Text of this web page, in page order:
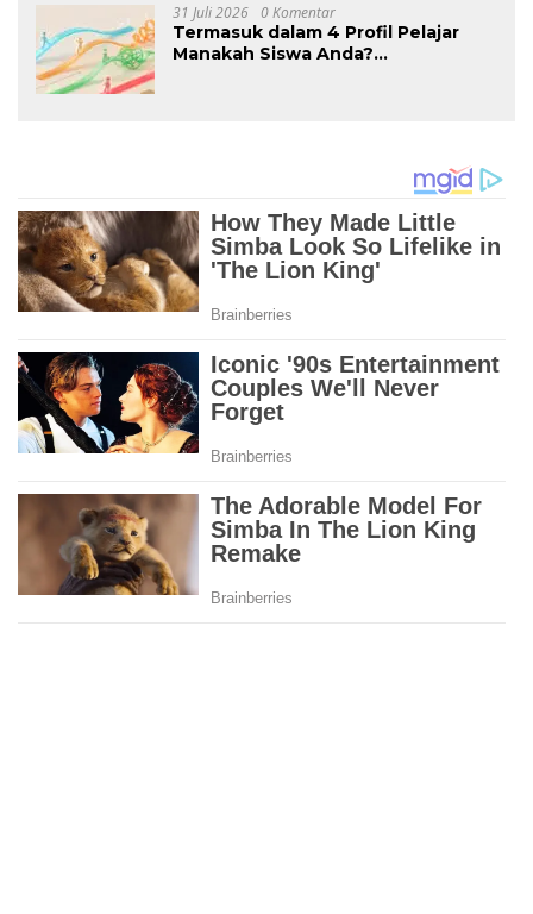
31 Juli 2026 0 Komentar
Termasuk dalam 4 Profil Pelajar
Manakah Siswa Anda?